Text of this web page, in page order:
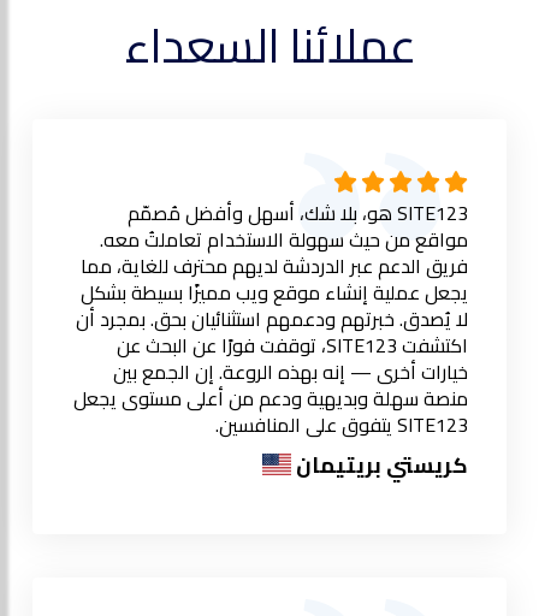
عملائنا السعداء
SITE123 هو، بلا شك، أسهل وأفضل مُصمّم
مواقع من حيث سهولة الاستخدام تعاملتُ معه.
فريق الدعم عبر الدردشة لديهم محترف للغاية، مما
يجعل عملية إنشاء موقع ويب مميزًا بسيطة بشكل
لا يُصدق. خبرتهم ودعمهم استثنائيان بحق. بمجرد أن
اكتشفت SITE123، توقفت فورًا عن البحث عن
خيارات أخرى — إنه بهذه الروعة. إن الجمع بين
منصة سهلة وبديهية ودعم من أعلى مستوى يجعل
SITE123 يتفوق على المنافسين.
كريستي بريتيمان